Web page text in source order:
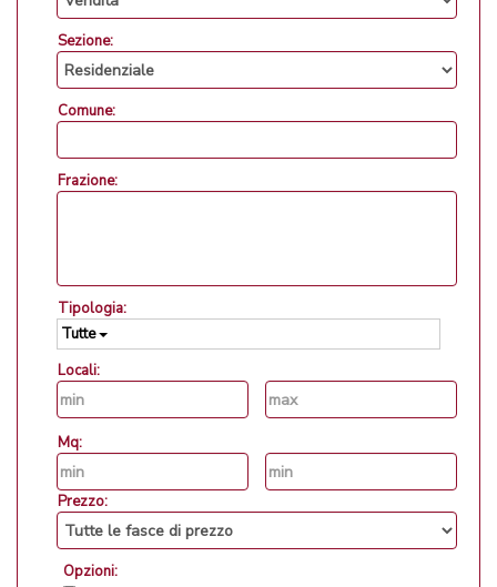
Sezione:
Comune:
Frazione:
Tipologia:
Tutte
Locali:
Mq:
Prezzo:
Opzioni: